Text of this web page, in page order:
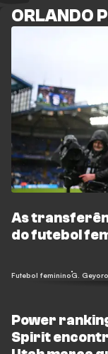
ORLANDO
As
do futebol
Futebol femininoG. Geyoro
Power
Spirit